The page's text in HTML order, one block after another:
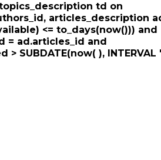
td on
articles_description
<= to_days(now())) and
= ad.articles_id and
SUBDATE(now( ), INTERVAL